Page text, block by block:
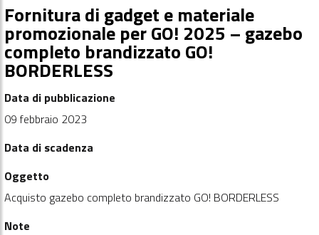
Fornitura di gadget e materiale
promozionale per GO! 2025 – gazebo
completo brandizzato GO!
BORDERLESS
Data di pubblicazione
09 febbraio 2023
Data di scadenza
Oggetto
Acquisto gazebo completo brandizzato GO! BORDERLESS
Note